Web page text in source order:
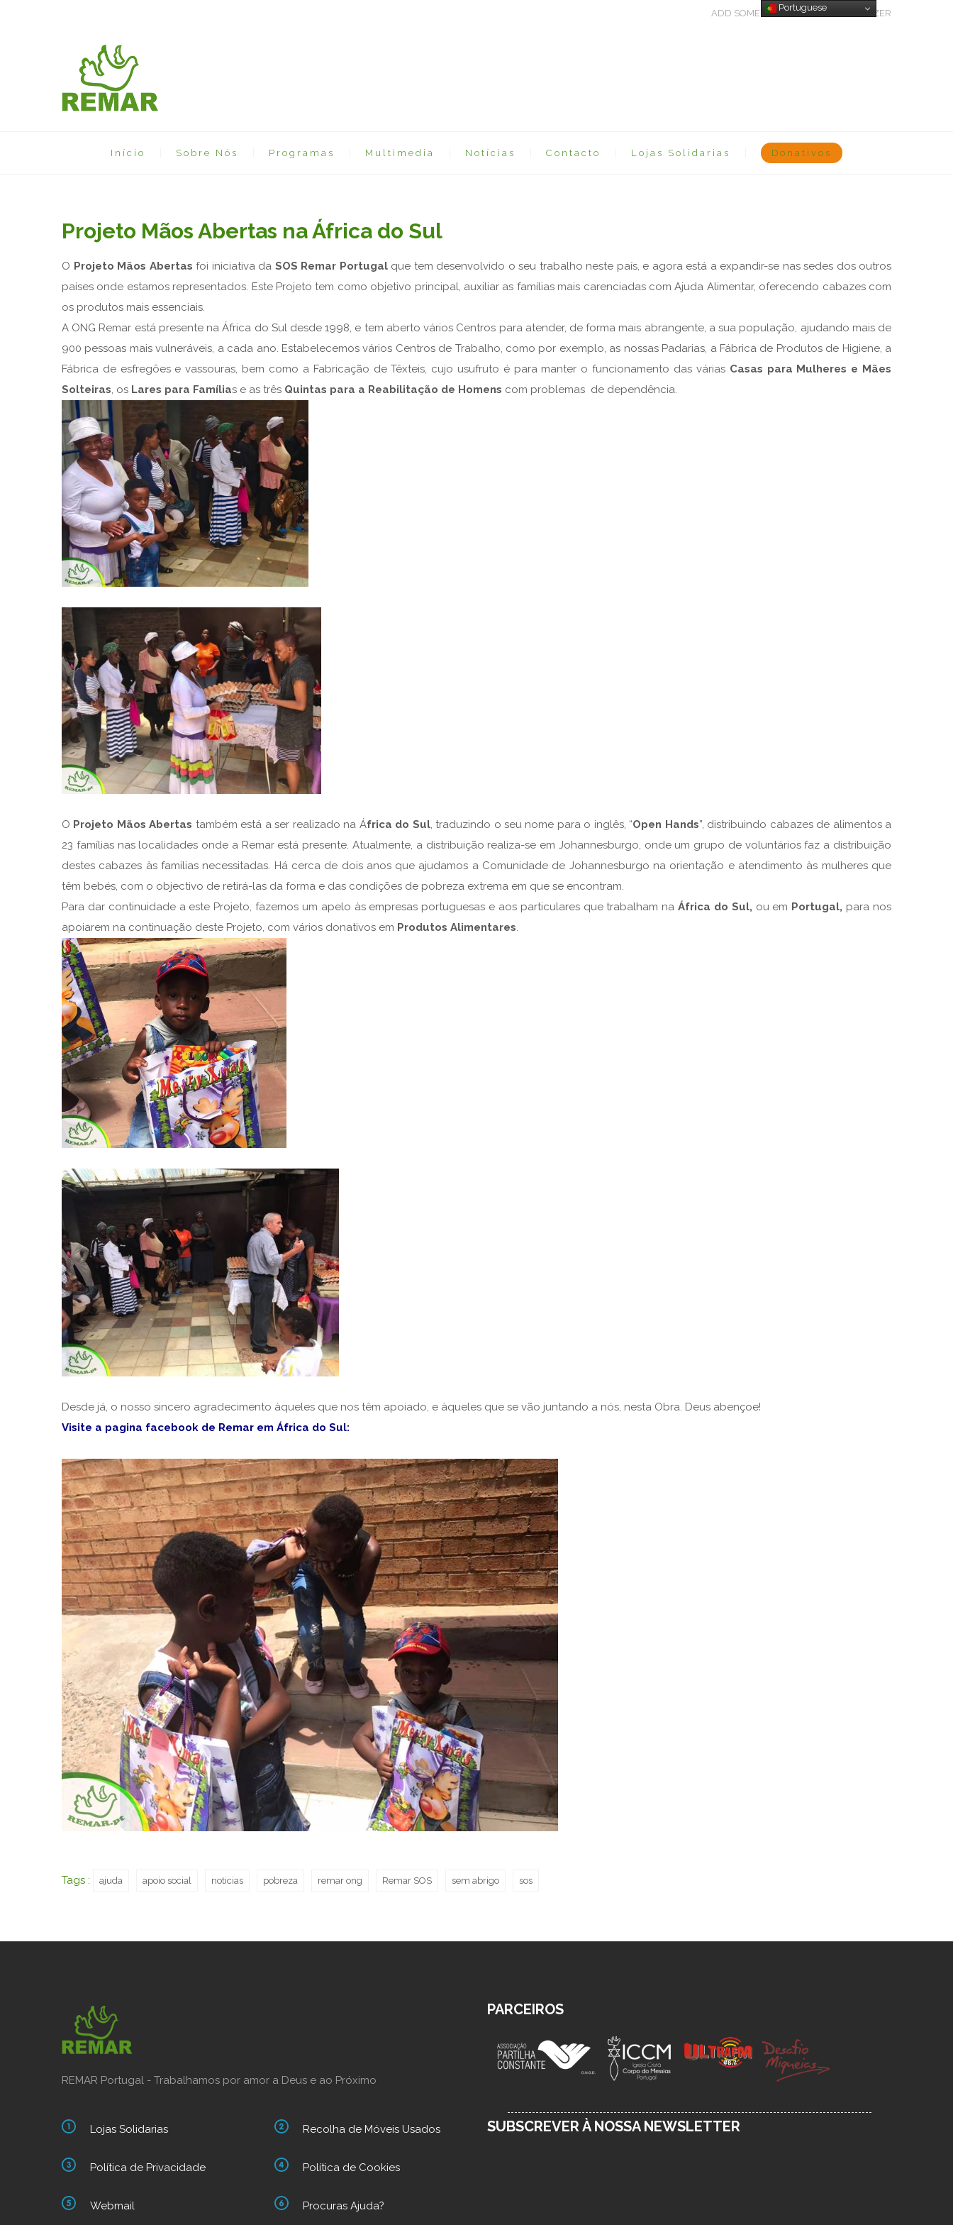
ADD SOME TEXT THROUGH CUSTOMIZER
Início Sobre Nós Programas Multimedia Notícias Contacto Lojas Solidarias Donativos
Projeto Mãos Abertas na África do Sul
O Projeto Mãos Abertas foi iniciativa da SOS Remar Portugalque tem desenvolvido o seu trabalho neste país, e agora está a expandir-se nas sedes dos outros
países onde estamos representados. Este Projeto tem como objetivo principal, auxiliar as famílias mais carenciadas com Ajuda Alimentar, oferecendo cabazes com
os produtos mais essenciais.
A ONG Remar está presente na África do Sul desde 1998, e tem aberto vários Centros para atender, de forma mais abrangente, a sua população, ajudando mais de
900 pessoas mais vulneráveis, a cada ano. Estabelecemos vários Centros de Trabalho, como por exemplo, as nossas Padarias, a Fábrica de Produtos de Higiene, a
Fábrica de esfregões e vassouras, bem como a Fabricação de Têxteis, cujo usufruto é para manter o funcionamento das várias Casas para Mulheres e Mães
Solteiras, os Lares para Famílias e as três Quintas para a Reabilitação de Homens com problemas de dependência.
O Projeto Mãos Abertas também está a ser realizado na África do Sul, traduzindo o seu nome para o inglês, “Open Hands”, distribuindo cabazes de alimentos a
23 famílias nas localidades onde a Remar está presente. Atualmente, a distribuição realiza-se em Johannesburgo, onde um grupo de voluntários faz a distribuição
destes cabazes às famílias necessitadas. Há cerca de dois anos que ajudamos a Comunidade de Johannesburgo na orientação e atendimento às mulheres que
têm bebés, com o objectivo de retirá-las da forma e das condições de pobreza extrema em que se encontram.
Para dar continuidade a este Projeto, fazemos um apelo às empresas portuguesas e aos particulares que trabalham naÁfrica do Sul, ou em Portugal, para nos
apoiarem na continuação deste Projeto, com vários donativos em Produtos Alimentares.
Desde já, o nosso sincero agradecimento àqueles que nos têm apoiado, e àqueles que se vão juntando a nós, nesta Obra. Deus abençoe!
Visite a pagina facebook de Remar em África do Sul:
Tags : ajuda apoio social noticias pobreza remar ong Remar SOS sem abrigo sos
REMAR Portugal - Trabalhamos por amor a Deus e ao Próximo
Lojas Solidarias
Política de Privacidade
Webmail
Recolha de Móveis Usados
Política de Cookies
Procuras Ajuda?
PARCEIROS
SUBSCREVER À NOSSA NEWSLETTER
Portuguese